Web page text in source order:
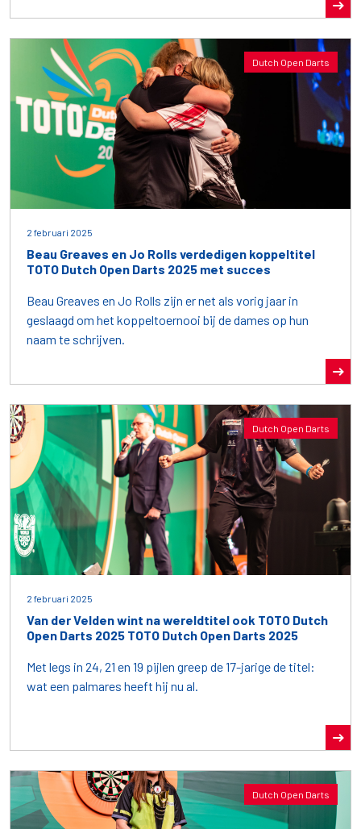
Dutch Open Darts
2 februari 2025
Beau Greaves en Jo Rolls verdedigen koppeltitel
TOTO Dutch Open Darts 2025 met succes
Beau Greaves en Jo Rolls zijn er net als vorig jaar in
geslaagd om het koppeltoernooi bij de dames op hun
naam te schrijven.
Dutch Open Darts
2 februari 2025
Van der Velden wint na wereldtitel ook TOTO Dutch
Open Darts 2025 TOTO Dutch Open Darts 2025
Met legs in 24, 21 en 19 pijlen greep de 17-jarige de titel:
wat een palmares heeft hij nu al.
Dutch Open Darts